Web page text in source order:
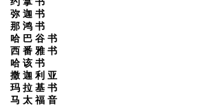
弥 迦 书
那 鸿 书
哈 巴 谷 书
西 番 雅 书
哈 该 书
撒 迦 利 亚
玛 拉 基 书
马 太 福 音